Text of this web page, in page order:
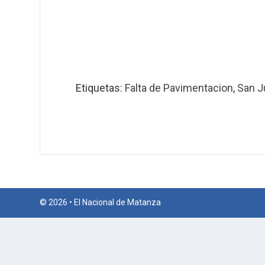
Etiquetas: Falta de Pavimentacion, San
© 2026 • El Nacional de Matanza